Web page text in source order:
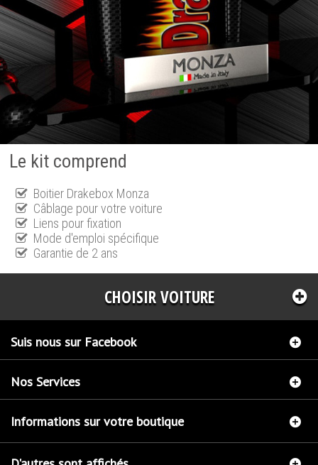
Le kit comprend
Boitier Drakebox Monza
Câblage pour votre voiture
Liens pour fixation
Mode d'emploi spécifique
Garantie de 2 ans
CHOISIR VOITURE
Suis nous sur Facebook
Nos Services
Informations sur votre boutique